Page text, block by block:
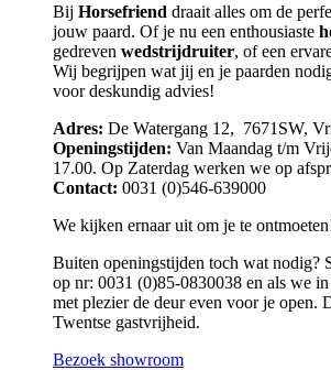
Bij Horsefriend draait alles om de
jouw paard. Of je nu een enthousiaste
gedreven wedstrijdruiter, of een
Wij begrijpen wat jij en je paarden
voor deskundig advies!
Adres: De Watergang 12, 7671SW,
Openingstijden: Van Maandag t/m
17.00. Op Zaterdag werken we op
Contact: 0031 (0)546-639000
We kijken ernaar uit om je te
Buiten openingstijden toch wat nodig?
op nr: 0031 (0)85-0830038 en als we
met plezier de deur even voor je open.
Twentse gastvrijheid.
Bezoek showroom